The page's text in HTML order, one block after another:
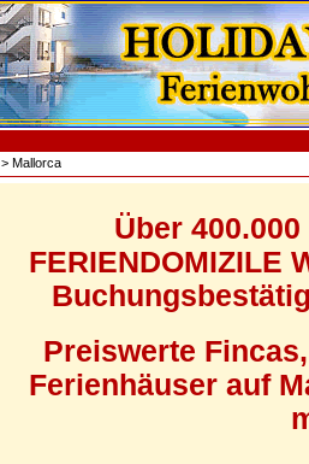
> Mallorca
Über
FERIENDOMIZILE
Preiswerte
Ferienhäuser auf